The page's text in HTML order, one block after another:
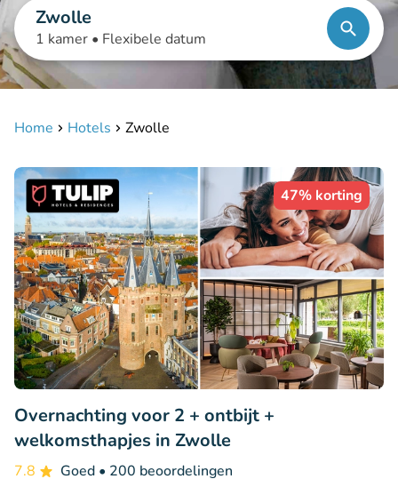
Zwolle
1 kamer • Flexibele datum
Home Hotels Zwolle
47% korting
Overnachting voor 2 + ontbijt +
welkomsthapjes in Zwolle
7.8 Goed • 200 beoordelingen